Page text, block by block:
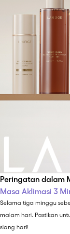
Peringatan dalam
Masa Aklimasi 3
Selama tiga minggu
malam hari. Pastikan
siang hari!